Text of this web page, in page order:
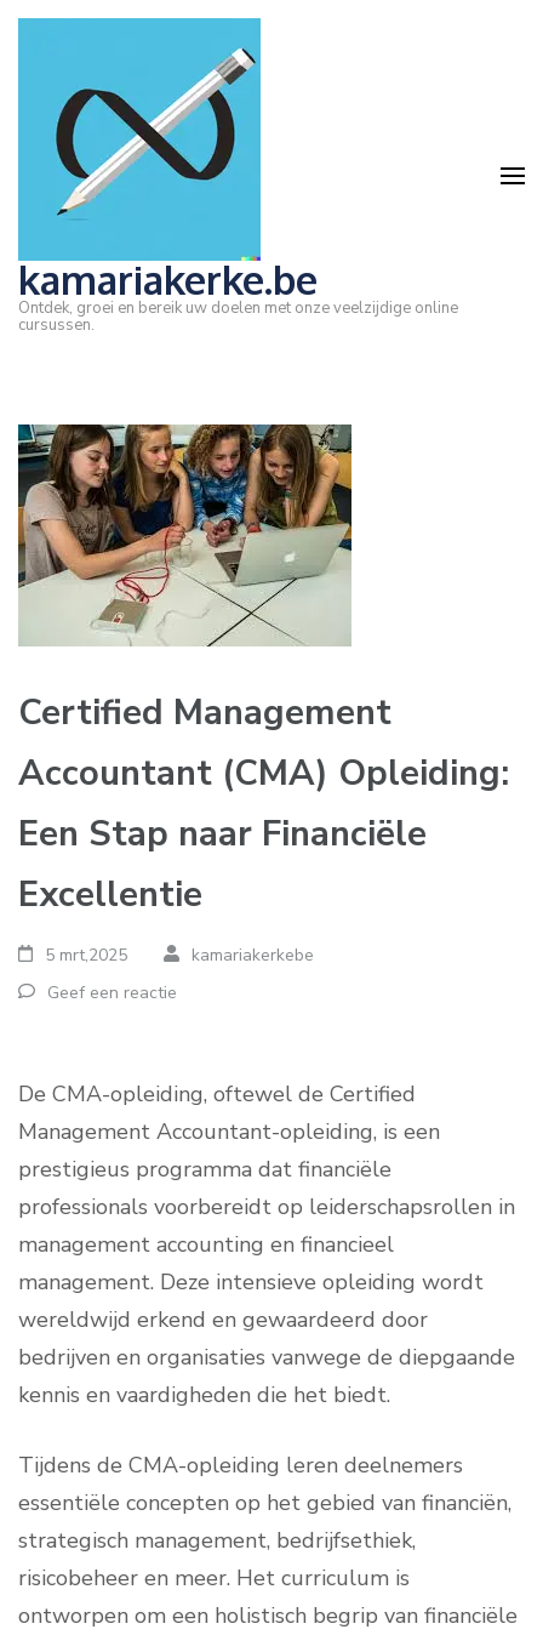
Ga
Enter)
kamariakerke.be
Ontdek, groei en bereik uw doelen met onze veelzijdige online
cursussen.
Certified Management
Accountant (CMA) Opleiding:
Een Stap naar Financiële
Excellentie
5 mrt,2025
kamariakerkebe
Geef een reactie
De CMA-opleiding, oftewel de Certified
Management Accountant-opleiding, is een
prestigieus programma dat financiële
professionals voorbereidt op leiderschapsrollen in
management accounting en financieel
management. Deze intensieve opleiding wordt
wereldwijd erkend en gewaardeerd door
bedrijven en organisaties vanwege de diepgaande
kennis en vaardigheden die het biedt.
Tijdens de CMA-opleiding leren deelnemers
essentiële concepten op het gebied van financiën,
strategisch management, bedrijfsethiek,
risicobeheer en meer. Het curriculum is
ontworpen om een holistisch begrip van financiële